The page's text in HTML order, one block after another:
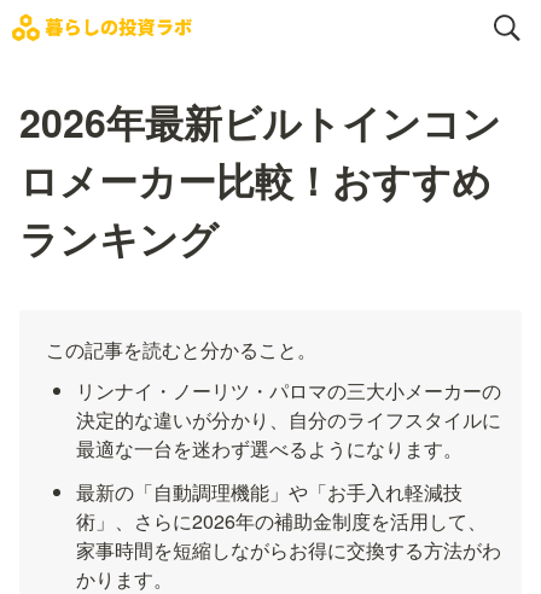
2026年最新ビルトインコン
ロメーカー比較！おすすめ
ランキング
この記事を読むと分かること。
リンナイ・ノーリツ・パロマの三大小メーカーの
決定的な違いが分かり、自分のライフスタイルに
最適な一台を迷わず選べるようになります。
最新の「自動調理機能」や「お手入れ軽減技
術」、さらに2026年の補助金制度を活用して、
家事時間を短縮しながらお得に交換する方法がわ
かります。